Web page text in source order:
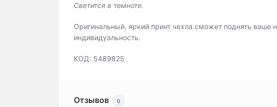
Светится в темноте.
Оригинальный, яркий принт чехла сможет поднять ваше
индивидуальность.
КОД: 5489825
Отзывов 0